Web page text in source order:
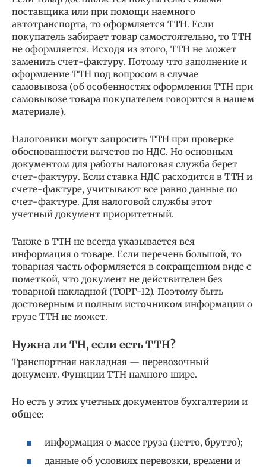
поставщика или при помощи наемного
автотранспорта, то оформляется ТТН. Если
покупатель забирает товар самостоятельно, то ТТН
не оформляется. Исходя из этого, ТТН не может
заменить счет-фактуру. Потому что заполнение и
оформление ТТН под вопросом в случае
самовывоза (об особенностях оформления ТТН при
самовывозе товара покупателем говорится в нашем
материале).
Налоговики могут запросить ТТН при проверке
обоснованности вычетов по НДС. Но основным
документом для работы налоговая служба берет
счет-фактуру. Если ставка НДС расходится в ТТН и
счете-фактуре, учитывают все равно данные по
счет-фактуре. Для налоговой службы этот
учетный документ приоритетный.
Также в ТТН не всегда указывается вся
информация о товаре. Если перечень большой, то
товарная часть оформляется в сокращенном виде с
пометкой, что документ не действителен без
товарной накладной (ТОРГ-12). Поэтому быть
достоверным и полным источником информации о
грузе ТТН не может.
Нужна ли ТН, если есть ТТН?
Транспортная накладная — перевозочный
документ. Функции ТТН намного шире.
Но есть у этих учетных документов бухгалтерии и
общее:
информация о массе груза (нетто, брутто);
данные об условиях перевозки, времени и